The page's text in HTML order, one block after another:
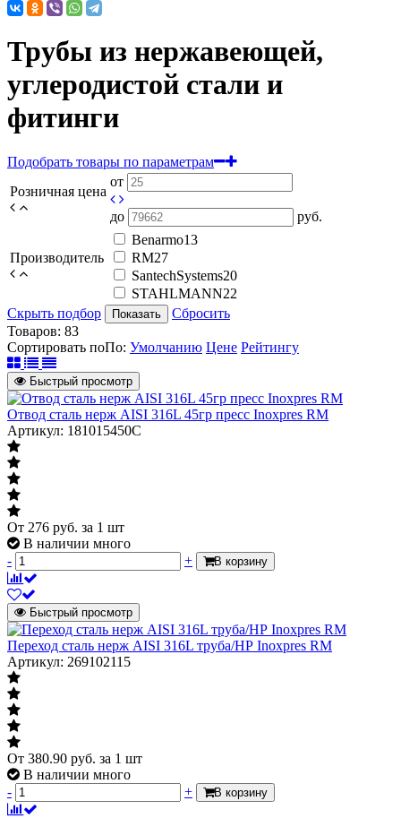
Трубы из нержавеющей,
углеродистой стали и
фитинги
Подобрать товары по параметрам
Розничная цена
от
до руб.
Производитель
Benarmo13
RM27
SantechSystems20
STAHLMANN22
Скрыть подбор
Показать
Сбросить
Товаров: 83
Сортировать поПо: Умолчанию Цене Рейтингу
Быстрый просмотр
Отвод сталь нерж AISI 316L 45гр пресс Inoxpres RM
Артикул: 181015450C
От 276 руб. за 1 шт
В наличии много
-
+ В корзину
Быстрый просмотр
Переход сталь нерж AISI 316L труба/НР Inoxpres RM
Артикул: 269102115
От 380.90 руб. за 1 шт
В наличии много
-
+ В корзину